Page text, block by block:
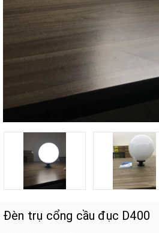
Đèn trụ cổng cầu đục D400